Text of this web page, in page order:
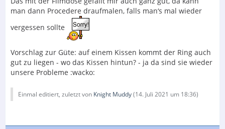
man dann Procedere draufmalen, falls man‘s mal wieder
vergessen sollte
Vorschlag zur Güte: auf einem Kissen kommt der Ring auch
gut zu liegen - wo das Kissen hintun? - ja da sind sie wieder
unsere Probleme :wacko:
Einmal editiert, zuletzt von Knight Muddy(14. Juli 2021 um 18:36)